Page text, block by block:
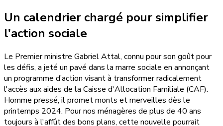
Un calendrier chargé poursimplifier
l'action sociale
Le Premier ministre Gabriel Attal, connu pour son goût pour
les défis, a jeté un pavé dans la marre sociale en annonçant
un programme d’action visant à transformer radicalement
l'accès aux aides de la Caisse d'Allocation Familiale (CAF).
Homme pressé, il promet monts et merveilles dès le
printemps 2024. Pour nos ménagères de plus de 40 ans
toujours à l'affût des bons plans, cette nouvelle pourrait